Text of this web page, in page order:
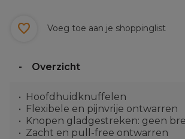
Voeg toe aan je shoppinglist
Overzicht
Hoofdhuidknuffelen
Flexibele en pijnvrije ontwarren
Knopen gladgestreken: geen
Zacht en pull-free ontwarren